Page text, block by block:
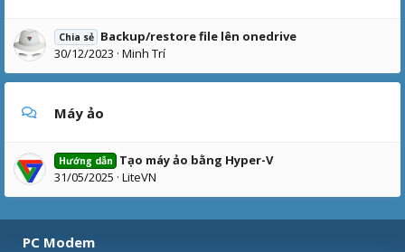
Chia sẻ Backup/restore file lên onedrive
30/12/2023 Minh Trí
Máy ảo
Hướng dẫn
Tạo máy ảo bằng Hyper-V
31/05/2025 LiteVN
PC Modem